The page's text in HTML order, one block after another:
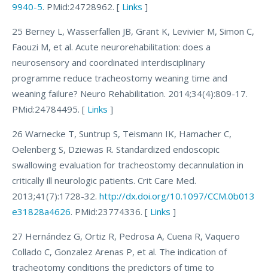
9940-5. PMid:24728962. [ Links ]
25 Berney L, Wasserfallen JB, Grant K, Levivier M, Simon C,
Faouzi M, et al. Acute neurorehabilitation: does a
neurosensory and coordinated interdisciplinary
programme reduce tracheostomy weaning time and
weaning failure? Neuro Rehabilitation. 2014;34(4):809-17.
PMid:24784495. [ Links ]
26 Warnecke T, Suntrup S, Teismann IK, Hamacher C,
Oelenberg S, Dziewas R. Standardized endoscopic
swallowing evaluation for tracheostomy decannulation in
critically ill neurologic patients. Crit Care Med.
2013;41(7):1728-32. http://dx.doi.org/10.1097/CCM.0b013
e31828a4626. PMid:23774336. [ Links ]
27 Hernández G, Ortiz R, Pedrosa A, Cuena R, Vaquero
Collado C, Gonzalez Arenas P, et al. The indication of
tracheotomy conditions the predictors of time to